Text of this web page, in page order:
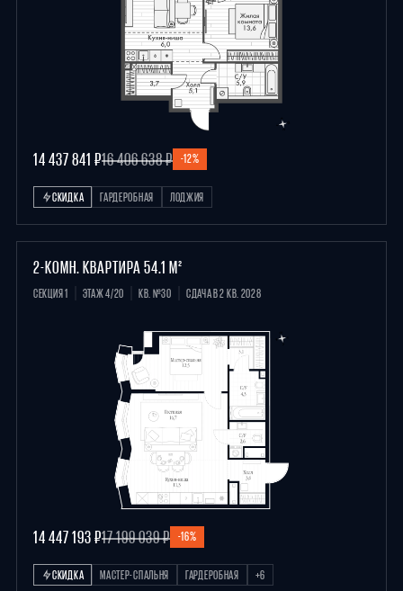
14 437 841 ₽16 406 638 ₽ -12%
СКИДКА ГАРДЕРОБНАЯ ЛОДЖИЯ
2-КОМН. КВАРТИРА 54.1 М²
СЕКЦИЯ 1 ЭТАЖ 4/20 КВ. №30 СДАЧА В 2 КВ. 2028
14 447 193 ₽17 199 039 ₽ -16%
СКИДКА МАСТЕР-СПАЛЬНЯ ГАРДЕРОБНАЯ +6